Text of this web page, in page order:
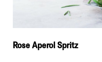
Rose Aperol Spritz